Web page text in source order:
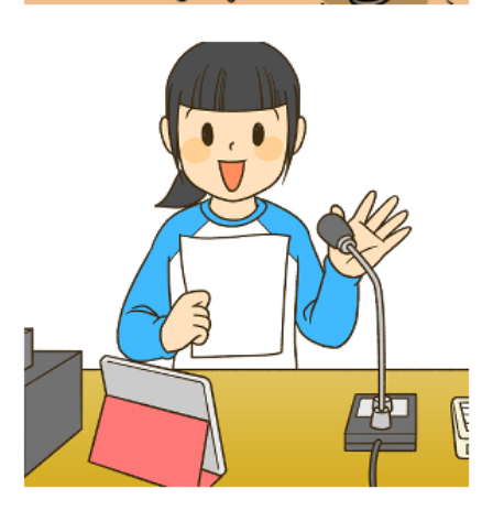
児童書イラスト『放送委員アイデアブッ
ク』あかね書房